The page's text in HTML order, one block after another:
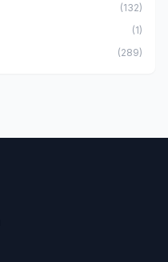
(132)
(1)
(289)